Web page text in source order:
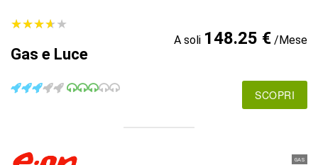
★★★★★
★★★★★
Gas e Luce
A soli 148.25 €/Mese
SCOPRI
GAS